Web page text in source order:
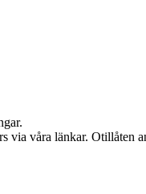
våra länkar. Otillåten